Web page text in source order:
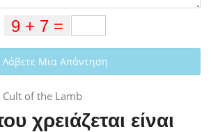
Λάβετε Μια Απάντηση
χρειάζεται είναι